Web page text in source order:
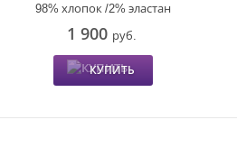
98% хлопок /2% эластан
1 900 руб.
КУПИТЬ